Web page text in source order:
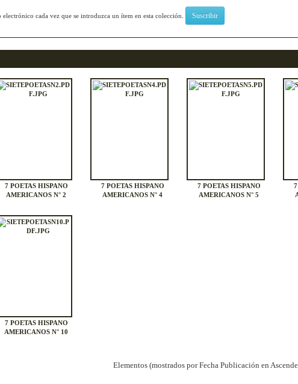
cada vez que se introduzca un ítem en esta colección.
7 POETAS HISPANO
AMERICANOS N° 2
7 POETAS HISPANO
AMERICANOS N° 4
7 POETAS HISPANO
AMERICANOS N° 5
7 POETAS HISPANO
AMERICANOS N° 10
Elementos (mostrados por Fecha Publicación en